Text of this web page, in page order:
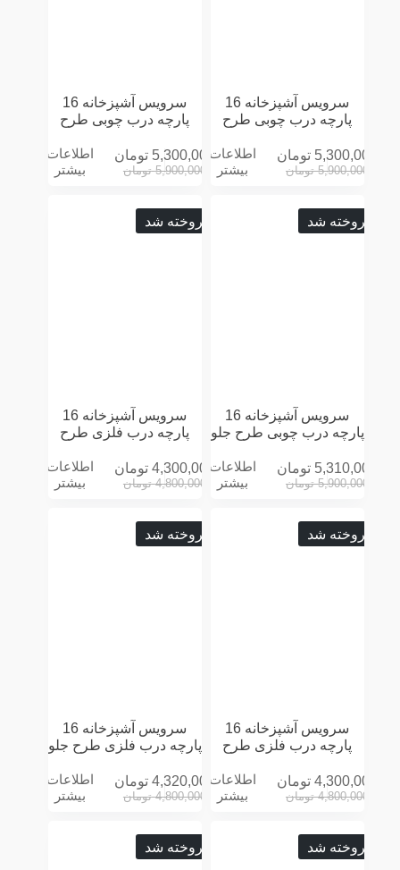
سرویس آشپزخانه 16
پارچه درب چوبی طرح
5,900,000 تومان
5,300,000 تومان
اطلاعات
بیشتر
سرویس آشپزخانه 16
پارچه درب چوبی طرح
5,900,000 تومان
5,300,000 تومان
اطلاعات
بیشتر
فروخته شد
سرویس آشپزخانه 16
پارچه درب چوبی طرح جلو
5,900,000 تومان
5,310,000 تومان
اطلاعات
بیشتر
فروخته شد
سرویس آشپزخانه 16
پارچه درب فلزی طرح
4,800,000 تومان
4,300,000 تومان
اطلاعات
بیشتر
فروخته شد
سرویس آشپزخانه 16
پارچه درب فلزی طرح
4,800,000 تومان
4,300,000 تومان
اطلاعات
بیشتر
فروخته شد
سرویس آشپزخانه 16
پارچه درب فلزی طرح جلو
4,800,000 تومان
4,320,000 تومان
اطلاعات
بیشتر
فروخته شد فروخته شد